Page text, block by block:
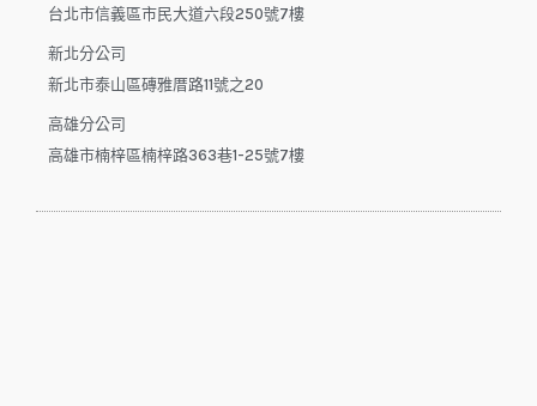
台北市信義區市民大道六段250號7樓
新北分公司
新北市泰山區磚雅厝路11號之20
高雄分公司
高雄市楠梓區楠梓路363巷1-25號7樓